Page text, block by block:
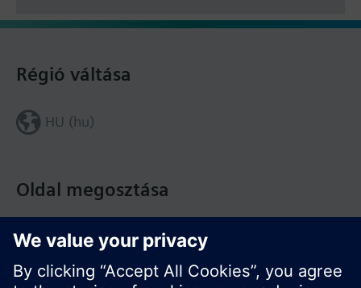
Oldal megosztása
Régió váltása
HU (hu)